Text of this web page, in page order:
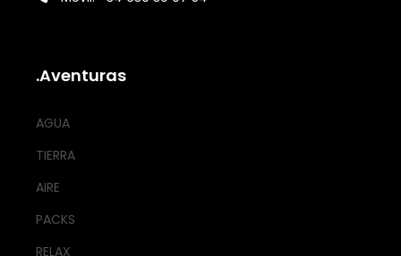
.Aventuras
AGUA
TIERRA
AIRE
PACKS
RELAX